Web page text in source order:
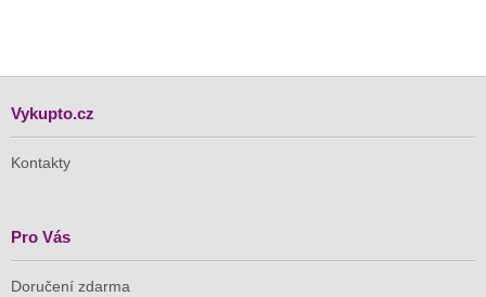
Vykupto.cz
Kontakty
Pro Vás
Doručení zdarma